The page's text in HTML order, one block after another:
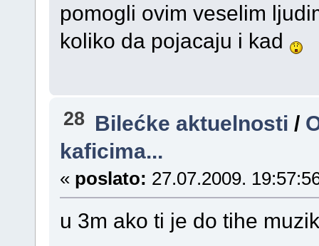
pomogli ovim veselim
koliko da pojacaju i kad
28 Bilećke aktuelnosti /
kaficima...
« poslato: 27.07.2009.
u 3m ako ti je do tihe